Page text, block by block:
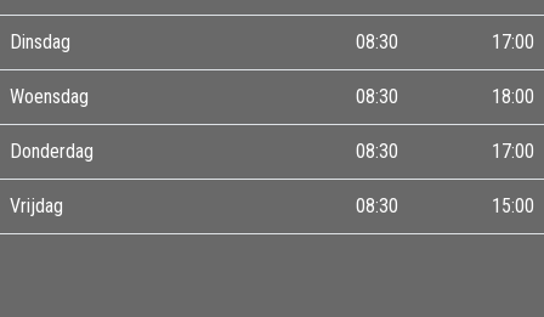
Dinsdag 08:30 17:00
Woensdag 08:30 18:00
Donderdag 08:30 17:00
Vrijdag 08:30 15:00